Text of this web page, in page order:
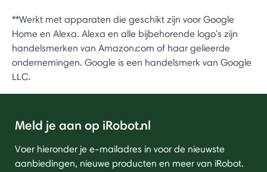
**Werkt met apparaten die geschikt zijn voor Google
Home en Alexa. Alexa en alle bijbehorende logo's zijn
handelsmerken van Amazon.com of haar gelieerde
ondernemingen. Google is een handelsmerk van Google
LLC.
Meld je aan op iRobot.nl
Voer hieronder je e-mailadres in voor de nieuwste
aanbiedingen, nieuwe producten en meer van iRobot.